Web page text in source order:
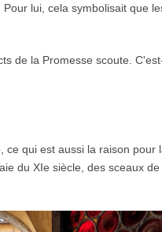
lui, cela symbolisait que
de la Promesse scoute.
qui est aussi la raison pour
du XIe siècle, des sceaux